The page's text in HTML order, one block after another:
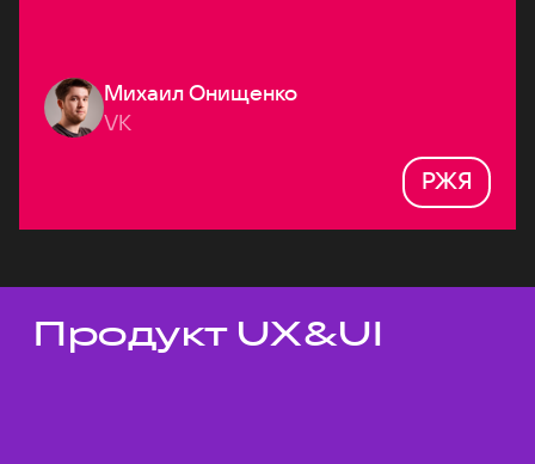
Михаил Онищенко
VK
РЖЯ
Темы докладов
Продукт UX&UI